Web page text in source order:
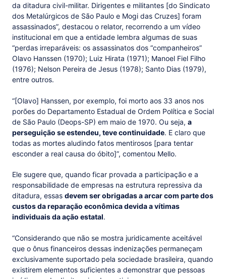
da ditadura civil-militar. Dirigentes e militantes [do Sindicato
dos Metalúrgicos de São Paulo e Mogi das Cruzes] foram
assassinados”, destacou o relator, recorrendo a um vídeo
institucional em que a entidade lembra algumas de suas
“perdas irreparáveis: os assassinatos dos “companheiros”
Olavo Hanssen (1970); Luiz Hirata (1971); Manoel Fiel Filho
(1976); Nelson Pereira de Jesus (1978); Santo Dias (1979),
entre outros.
“[Olavo] Hanssen, por exemplo, foi morto aos 33 anos nos
porões do Departamento Estadual de Ordem Política e Social
de São Paulo (Deops-SP) em maio de 1970. Ou seja, a
perseguição se estendeu, teve continuidade. E claro que
todas as mortes aludindo fatos mentirosos [para tentar
esconder a real causa do óbito]”, comentou Mello.
Ele sugere que, quando ficar provada a participação e a
responsabilidade de empresas na estrutura repressiva da
ditadura, essas devem ser obrigadas a arcar com parte dos
custos da reparação econômica devida a vítimas
individuais da ação estatal.
“Considerando que não se mostra juridicamente aceitável
que o ônus financeiros dessas indenizações permaneçam
exclusivamente suportado pela sociedade brasileira, quando
existirem elementos suficientes a demonstrar que pessoas